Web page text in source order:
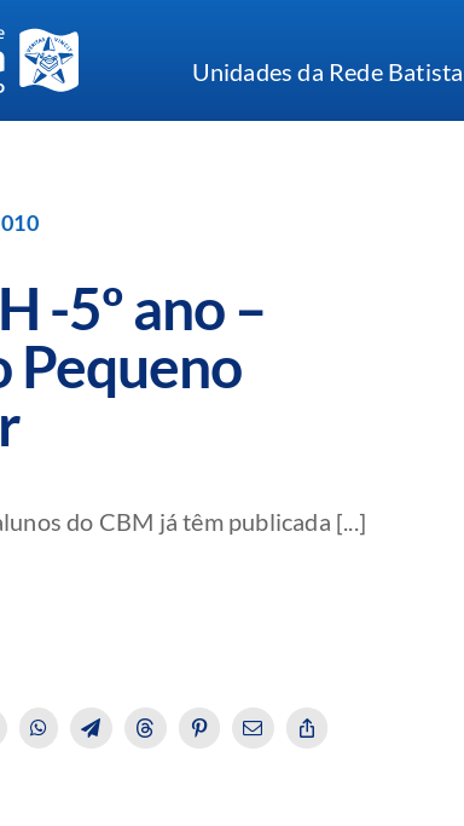
Unidades da Rede Batista
-5º ano –
Pequeno
do CBM já têm publicada [...]